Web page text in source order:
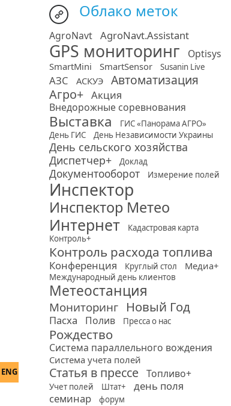
ENG
Облако меток
AgroNavt AgroNavt.Assistant
GPS мониторинг Optisys
SmartMini SmartSensor Susanin Live
АЗС АСКУЭ
Автоматизация
Агро+ Акция
Внедорожные соревнования
Выставка
ГИС «Панорама АГРО»
День ГИС
День Независимости Украины
День сельского хозяйства
Диспетчер+
Доклад
Документооборот Измерение полей
Инспектор
Инспектор Метео
Интернет
Кадастровая карта
Контроль+
Контроль расхода топлива
Конференция Круглый стол Медиа+
Международный день клиентов
Метеостанция
Мониторинг Новый Год
Пасха Полив Пресса о нас
Рождество
Система параллельного вождения
Система учета полей
Статья в прессе Топливо+
Учет полей Штат+
день поля
семинар
форум